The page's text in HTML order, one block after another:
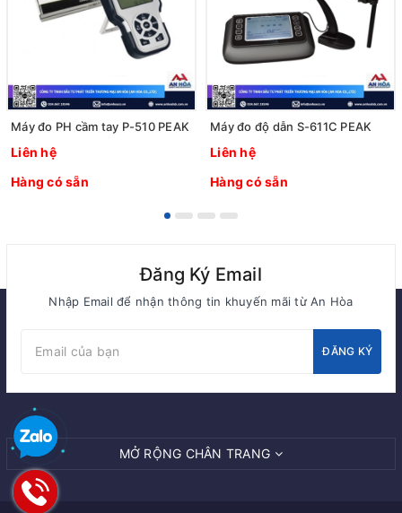
Máy đo PH cầm tay P-510 PEAK
Liên hệ
Hàng có sẵn
Máy đo độ dẫn S-611C PEAK
Liên hệ
Hàng có sẵn
Đăng Ký Email
Nhập Email để nhận thông tin khuyến mãi từ An Hòa
ĐĂNG KÝ
MỞ RỘNG CHÂN TRANG